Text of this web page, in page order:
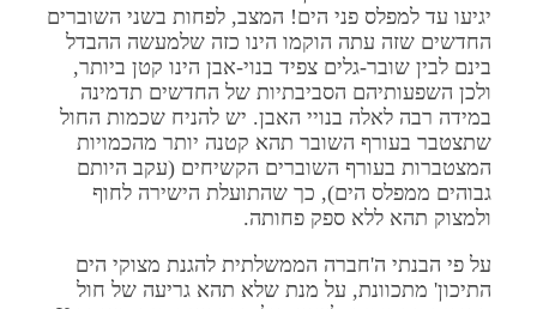
יגיעו עד למפלס פני הים! המצב, לפחות בשני השוברים
החדשים שזה עתה הוקמו הינו כזה שלמעשה ההבדל
בינם לבין שובר-גלים צפיד בנוי-אבן הינו קטן ביותר,
ולכן השפעותיהם הסביבתיות של החדשים תדמינה
במידה רבה לאלה בנויי האבן. יש להניח שכמות החול
שתצטבר בעורף השובר תהא קטנה יותר מהכמויות
המצטברות בעורף השוברים הקשיחים (עקב היותם
גבוהים ממפלס הים), כך שהתועלת הישירה לחוף
ולמצוק תהא ללא ספק פחותה.
על פי הבנתי ה'חברה הממשלתית להגנת מצוקי הים
התיכון' מתכוונת, על מנת שלא תהא גריעה של חול